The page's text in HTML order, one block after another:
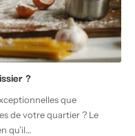
?
que
de votre quartier ? Le
qu’il…